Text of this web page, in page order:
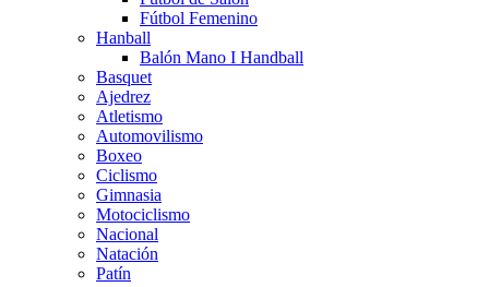
Fútbol Femenino
Hanball
Balón Mano I Handball
Basquet
Ajedrez
Atletismo
Automovilismo
Boxeo
Ciclismo
Gimnasia
Motociclismo
Nacional
Natación
Patín